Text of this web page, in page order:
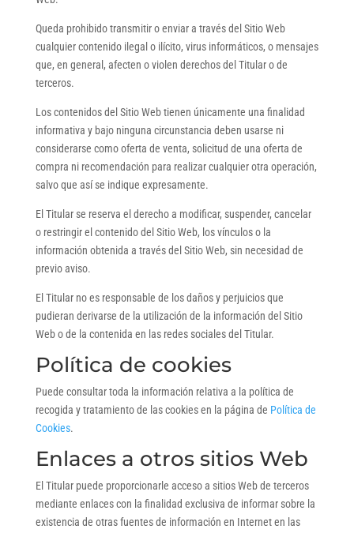
Queda prohibido transmitir o enviar a través del Sitio Web
cualquier contenido ilegal o ilícito, virus informáticos, o mensajes
que, en general, afecten o violen derechos del Titular o de
terceros.
Los contenidos del Sitio Web tienen únicamente una finalidad
informativa y bajo ninguna circunstancia deben usarse ni
considerarse como oferta de venta, solicitud de una oferta de
compra ni recomendación para realizar cualquier otra operación,
salvo que así se indique expresamente.
El Titular se reserva el derecho a modificar, suspender, cancelar
o restringir el contenido del Sitio Web, los vínculos o la
información obtenida a través del Sitio Web, sin necesidad de
previo aviso.
El Titular no es responsable de los daños y perjuicios que
pudieran derivarse de la utilización de la información del Sitio
Web o de la contenida en las redes sociales del Titular.
Política de cookies
Puede consultar toda la información relativa a la política de
recogida y tratamiento de las cookies en la página de Política de
Cookies.
Enlaces a otros sitios Web
El Titular puede proporcionarle acceso a sitios Web de terceros
mediante enlaces con la finalidad exclusiva de informar sobre la
existencia de otras fuentes de información en Internet en las